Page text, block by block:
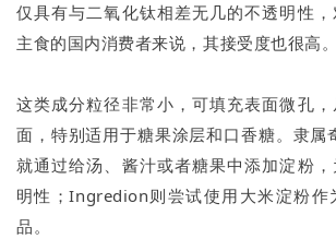
仅具有与二氧化钛相差无几的不透明性
主食的国内消费者来说，其接受度也很高。
这类成分粒径非常小，可填充表面微孔
面，特别适用于糖果涂层和口香糖。隶属
就通过给汤、酱汁或者糖果中添加淀粉
明性；Ingredion则尝试使用大米淀粉作
品。